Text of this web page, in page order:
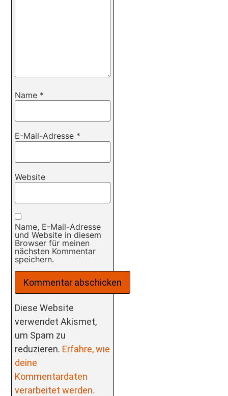
Name *
E-Mail-Adresse *
Website
Name, E-Mail-Adresse
und Website in diesem
Browser für meinen
nächsten Kommentar
speichern.
Diese Website
verwendet Akismet,
um Spam zu
reduzieren. Erfahre, wie
deine
Kommentardaten
verarbeitet werden.